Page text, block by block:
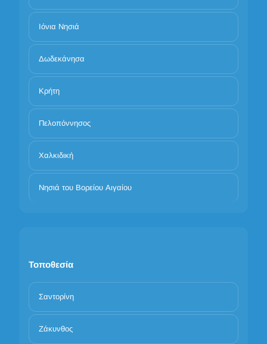
Ιόνια Νησιά
Δωδεκάνησα
Κρήτη
Πελοπόννησος
Χαλκιδική
Νησιά του Βορείου Αιγαίου
Τοποθεσία
Σαντορίνη
Ζάκυνθος